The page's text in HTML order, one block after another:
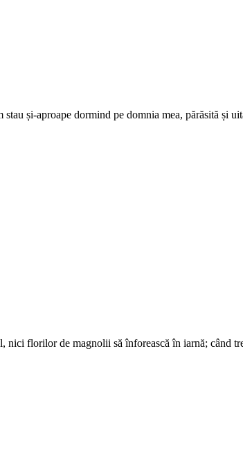
și-aproape dormind pe domnia mea, părăsită și
florilor de magnolii să înforească în iarnă; când